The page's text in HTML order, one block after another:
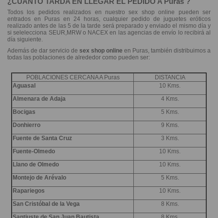
Todos los pedidos realizados en nuestro sex shop online pueden ser
entrados en Puras en 24 horas, cualquier pedido de juguetes eróticos
realizado antes de las 5 de la tarde será preparado y enviado el mismo día y
si selelecciona SEUR,MRW o NACEX en las agencias de envío lo recibirá al
día siguiente.
Además de dar servicio de sex shop online en Puras, también distribuimos a
todas las poblaciones de alrededor como pueden ser:
POBLACIONES CERCANA A Puras
DISTANCIA
Aguasal
10 Kms.
Almenara de Adaja
4 Kms.
Bocigas
5 Kms.
Donhierro
9 Kms.
Fuente de Santa Cruz
3 Kms.
Fuente-Olmedo
10 Kms.
Llano de Olmedo
10 Kms.
Montejo de Arévalo
5 Kms.
Rapariegos
10 Kms.
San Cristóbal de la Vega
8 Kms.